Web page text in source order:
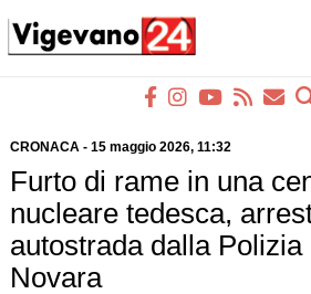
CRONACA- 15 maggio 2026, 11:32
Furto di rame in una
nucleare tedesca,
autostrada dalla Polizia
Novara